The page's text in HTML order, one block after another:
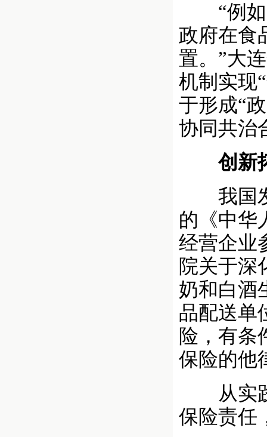
“例如
政府在食
置。”大
机制实现
于形成“
协同共治
创新拓
我国发
的《中华
经营企业
院关于深
奶和白酒
品配送单
险，有条
保险的他
从实践
保险责任